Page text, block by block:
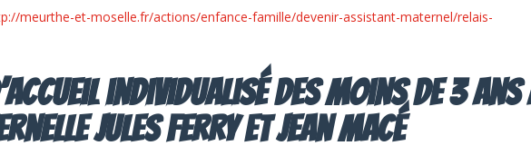
meurthe-et-moselle.fr/actions/enfance-famille/devenir-assistant-maternel/relais-
individualisé des moins de 3 ans
Jules FERRY et Jean Macé